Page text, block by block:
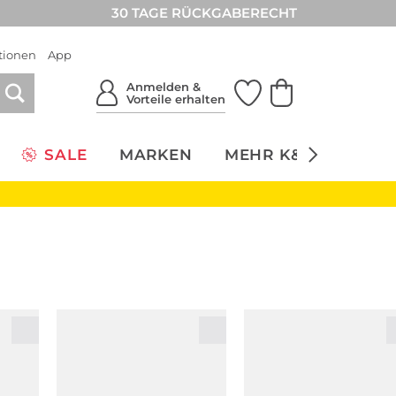
30 TAGE RÜCKGABERECHT
App
Anmelden &
Vorteile erhalten
SALE MARKEN MEHR K&Ö